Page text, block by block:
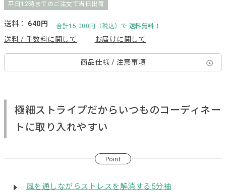
平日12時までのご注文で当日出荷
送料： 640円 合計15,000円（税込）で 送料無料！
送料 / 手数料に関して お届けに関して
商品仕様 / 注意事項
極細ストライプだからいつものコーディネー
トに取り入れやすい
Point
風を通しながらストレスを解消する5分袖